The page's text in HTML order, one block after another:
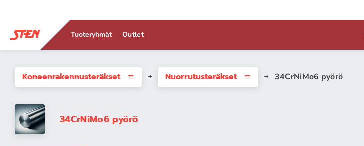
Tuoteryhmät Outlet
Koneenrakennus­teräkset Nuorrutusteräkset 34CrNiMo6 pyörö
34CrNiMo6 pyörö